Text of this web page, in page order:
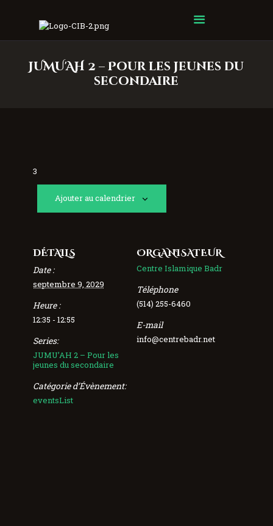
JUMU'AH 2 – Pour les jeunes du
secondaire
Centre Islamique Badr
3
Ajouter au calendrier
DÉTAILS
Date :
septembre 9, 2029
Heure :
12:35 - 12:55
Series:
JUMU’AH 2 – Pour les
jeunes du secondaire
Catégorie d’Évènement:
eventsList
ORGANISATEUR
Centre Islamique Badr
Téléphone
(514) 255-6460
E-mail
info@centrebadr.net